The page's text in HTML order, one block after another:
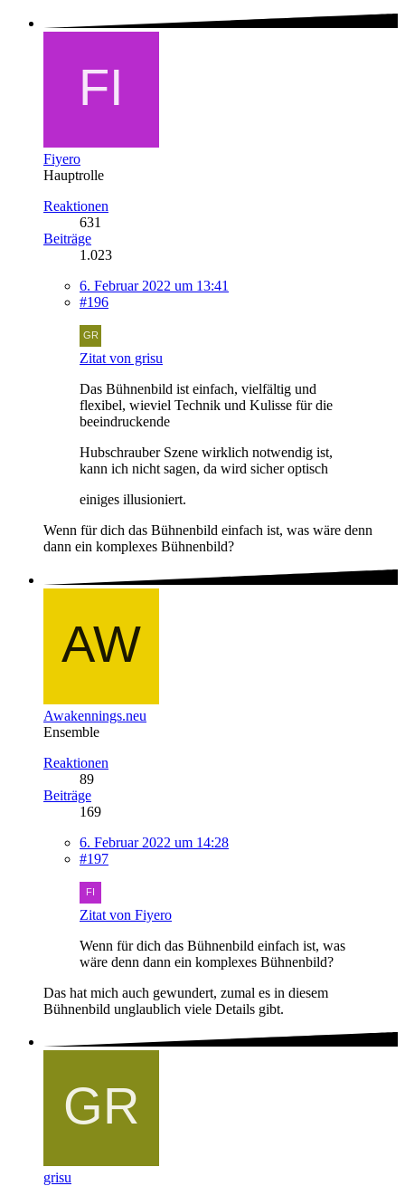
Fiyero
Hauptrolle
Reaktionen
631
Beiträge
1.023
6. Februar 2022 um 13:41
#196
Zitat von grisu
Das Bühnenbild ist einfach, vielfältig und
flexibel, wieviel Technik und Kulisse für die
beeindruckende
Hubschrauber Szene wirklich notwendig ist,
kann ich nicht sagen, da wird sicher optisch
einiges illusioniert.
Wenn für dich das Bühnenbild einfach ist, was wäre denn
dann ein komplexes Bühnenbild?
Awakennings.neu
Ensemble
Reaktionen
89
Beiträge
169
6. Februar 2022 um 14:28
#197
Zitat von Fiyero
Wenn für dich das Bühnenbild einfach ist, was
wäre denn dann ein komplexes Bühnenbild?
Das hat mich auch gewundert, zumal es in diesem
Bühnenbild unglaublich viele Details gibt.
grisu